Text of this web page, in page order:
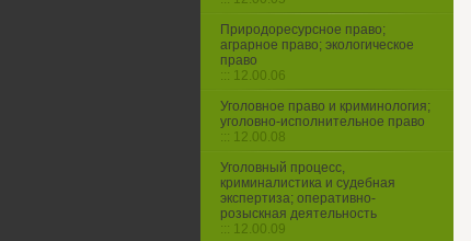
Природоресурсное право;
аграрное право; экологическое
право
::: 12.00.06
Уголовное право и криминология;
уголовно-исполнительное право
::: 12.00.08
Уголовный процесс,
криминалистика и судебная
экспертиза; оперативно-
розыскная деятельность
::: 12.00.09